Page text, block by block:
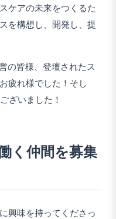
ケアの未来をつくるた
を構想し、開発し、提
の皆様、登壇されたス
疲れ様でした！そし
ざいました！
く仲間を募集
興味を持ってくださっ